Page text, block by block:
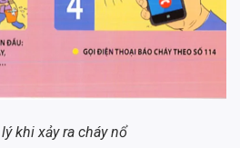
khi xảy ra cháy nổ